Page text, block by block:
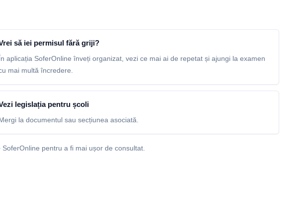
să iei permisul fără griji?
aplicația SoferOnline înveți organizat, vezi ce mai ai de repetat și ajungi la examen
mai multă încredere.
legislația pentru școli
la documentul sau secțiunea asociată.
pentru a fi mai ușor de consultat.